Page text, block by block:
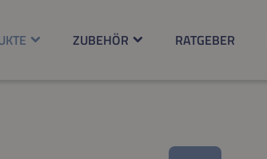
ZUBEHÖR RATGEBER